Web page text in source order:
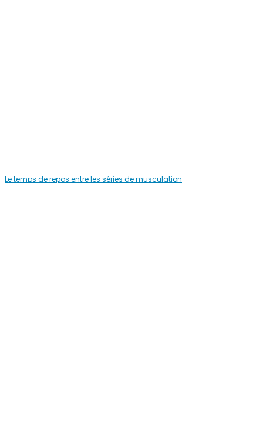
Le temps de repos entre les séries de musculation